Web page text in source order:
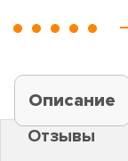
Описание
Отзывы